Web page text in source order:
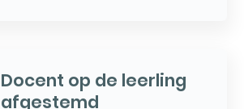
Docent op de leerling
afgestemd